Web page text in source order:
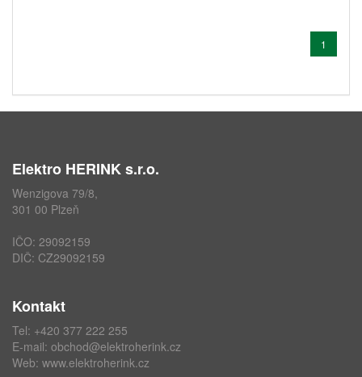
1
Elektro HERINK s.r.o.
Wenzigova 79/8,
301 00 Plzeň
IČO: 29092159
DIČ: CZ29092159
Kontakt
Tel: +420 377 222 255
E-mail: obchod@elektroherink.cz
Web: www.elektroherink.cz